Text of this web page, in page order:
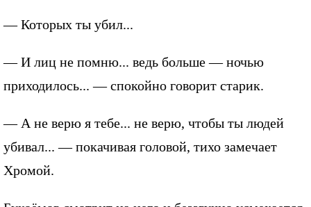
— Которых ты убил...
— И лиц не помню... ведь больше — ночью
приходилось... — спокойно говорит старик.
— А не верю я тебе... не верю, чтобы ты людей
убивал... — покачивая головой, тихо замечает
Хромой.